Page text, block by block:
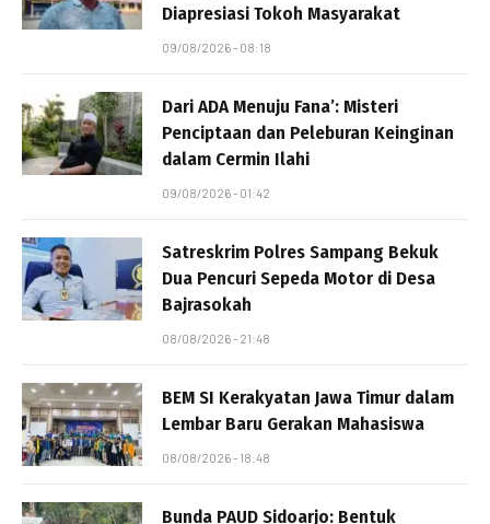
Diapresiasi Tokoh Masyarakat
09/08/2026 - 08:18
Dari ADA Menuju Fana’: Misteri
Penciptaan dan Peleburan Keinginan
dalam Cermin Ilahi
09/08/2026 - 01:42
Satreskrim Polres Sampang Bekuk
Dua Pencuri Sepeda Motor di Desa
Bajrasokah
08/08/2026 - 21:48
BEM SI Kerakyatan Jawa Timur dalam
Lembar Baru Gerakan Mahasiswa
08/08/2026 - 18:48
Bunda PAUD Sidoarjo: Bentuk